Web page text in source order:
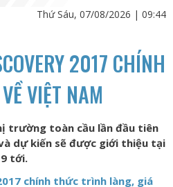
Thứ Sáu, 07/08/2026 | 09:44
2017 CHÍNH
VIỆT NAM
trường toàn cầu lần đầu tiên
dự kiến sẽ được giới thiệu tại
tới.
chính thức trình làng, giá